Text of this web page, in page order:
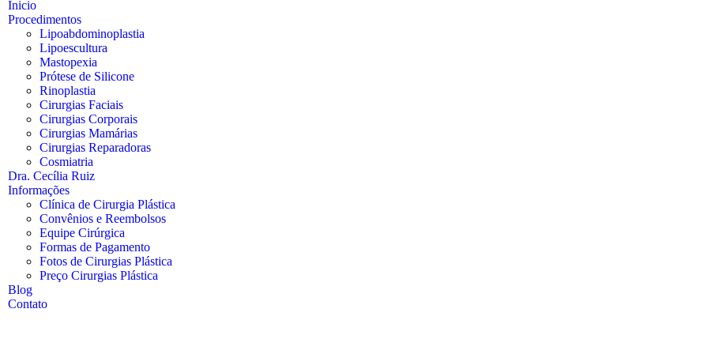
Inicio
Procedimentos
Lipoabdominoplastia
Lipoescultura
Mastopexia
Prótese de Silicone
Rinoplastia
Cirurgias Faciais
Cirurgias Corporais
Cirurgias Mamárias
Cirurgias Reparadoras
Cosmiatria
Dra. Cecília Ruiz
Informações
Clínica de Cirurgia Plástica
Convênios e Reembolsos
Equipe Cirúrgica
Formas de Pagamento
Fotos de Cirurgias Plástica
Preço Cirurgias Plástica
Blog
Contato